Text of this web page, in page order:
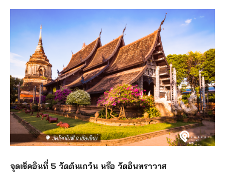
จุดเช็คอินที่ 5 วัดต้นเกว๋น หรือ วัดอินทราวาส